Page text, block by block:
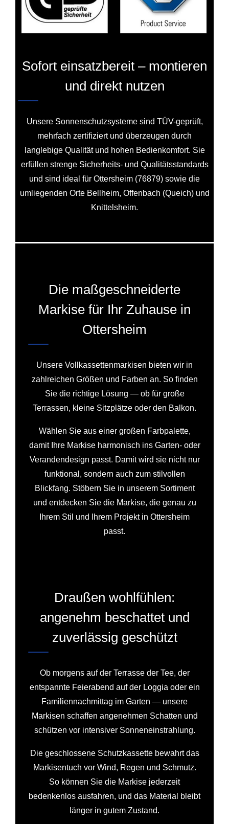
Sofort einsatzbereit – montieren
und direkt nutzen
Unsere Sonnenschutzsysteme sind TÜV-geprüft,
mehrfach zertifiziert und überzeugen durch
langlebige Qualität und hohen Bedienkomfort. Sie
erfüllen strenge Sicherheits- und Qualitätsstandards
und sind ideal für Ottersheim (76879) sowie die
umliegenden Orte Bellheim, Offenbach (Queich) und
Knittelsheim.
Die maßgeschneiderte
Markise für Ihr Zuhause in
Ottersheim
Unsere Vollkassettenmarkisen bieten wir in
zahlreichen Größen und Farben an. So finden
Sie die richtige Lösung — ob für große
Terrassen, kleine Sitzplätze oder den Balkon.
Wählen Sie aus einer großen Farbpalette,
damit Ihre Markise harmonisch ins Garten‑ oder
Verandendesign passt. Damit wird sie nicht nur
funktional, sondern auch zum stilvollen
Blickfang. Stöbern Sie in unserem Sortiment
und entdecken Sie die Markise, die genau zu
Ihrem Stil und Ihrem Projekt in Ottersheim
passt.
Draußen wohlfühlen:
angenehm beschattet und
zuverlässig geschützt
Ob morgens auf der Terrasse der Tee, der
entspannte Feierabend auf der Loggia oder ein
Familiennachmittag im Garten — unsere
Markisen schaffen angenehmen Schatten und
schützen vor intensiver Sonneneinstrahlung.
Die geschlossene Schutzkassette bewahrt das
Markisentuch vor Wind, Regen und Schmutz.
So können Sie die Markise jederzeit
bedenkenlos ausfahren, und das Material bleibt
länger in gutem Zustand.